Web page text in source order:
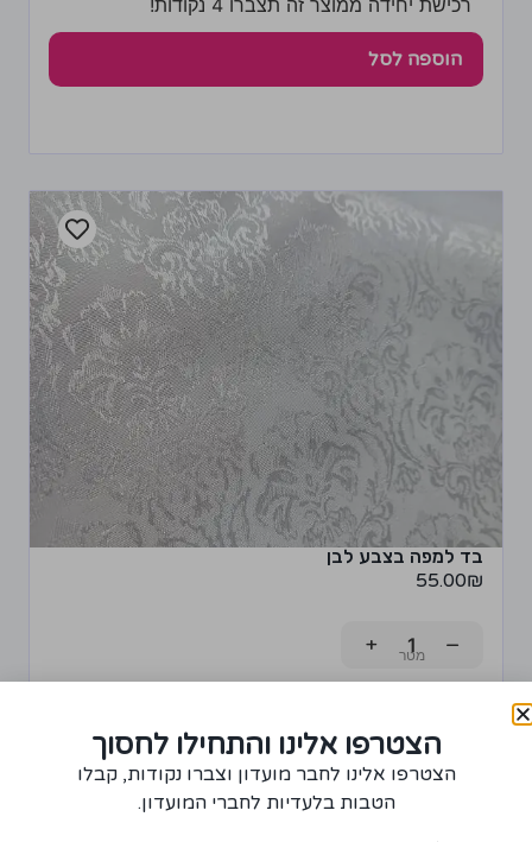
רכישת יחידה ממוצר זה תצברו 4 נקודות!
הוספה לסל
בד למפה בצבע לבן
55.00₪
−
+
הוספה לסל
הצטרפו אלינו והתחילו לחסוך
הצטרפו אלינו לחבר מועדון וצברו נקודות, קבלו
הטבות בלעדיות לחברי המועדון.